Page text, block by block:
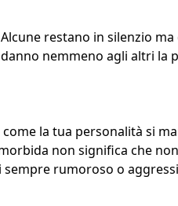
restano in silenzio ma
nemmeno agli altri la
la tua personalità si
non significa che
sempre rumoroso o